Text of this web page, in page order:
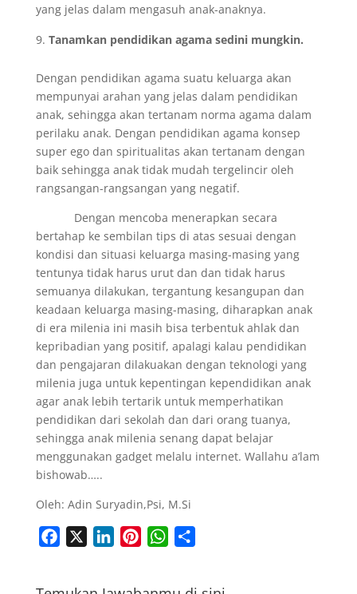
yang jelas dalam mengasuh anak-anaknya.
Tanamkan pendidikan agama sedini mungkin.
Dengan pendidikan agama suatu keluarga akan
mempunyai arahan yang jelas dalam pendidikan
anak, sehingga akan tertanam norma agama dalam
perilaku anak. Dengan pendidikan agama konsep
super ego dan spiritualitas akan tertanam dengan
baik sehingga anak tidak mudah tergelincir oleh
rangsangan-rangsangan yang negatif.
Dengan mencoba menerapkan secara
bertahap ke sembilan tips di atas sesuai dengan
kondisi dan situasi keluarga masing-masing yang
tentunya tidak harus urut dan dan tidak harus
semuanya dilakukan, tergantung kesangupan dan
keadaan keluarga masing-masing, diharapkan anak
di era milenia ini masih bisa terbentuk ahlak dan
kepribadian yang positif, apalagi kalau pendidikan
dan pengajaran dilakuakan dengan teknologi yang
milenia juga untuk kepentingan kependidikan anak
agar anak lebih tertarik untuk memperhatikan
pendidikan dari sekolah dan dari orang tuanya,
sehingga anak milenia senang dapat belajar
menggunakan gadget melalu internet. Wallahu a’lam
bishowab…..
Oleh: Adin Suryadin,Psi, M.Si
W